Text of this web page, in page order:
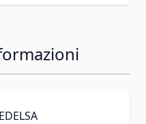
EDELSA